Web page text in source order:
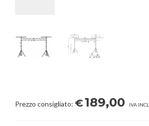
Prezzo consigliato: €189,00 IVA